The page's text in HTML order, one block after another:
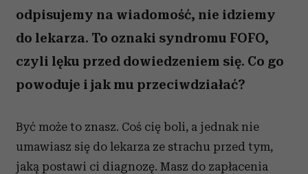
odpisujemy na wiadomość, nie idziemy
do lekarza. To oznaki syndromu FOFO,
czyli lęku przed dowiedzeniem się. Co go
powoduje i jak mu przeciwdziałać?
Być może to znasz. Coś cię boli, a jednak nie
umawiasz się do lekarza ze strachu przed tym,
jaką postawi ci diagnozę. Masz do zapłacenia